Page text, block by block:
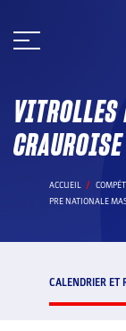
au
ACCUEIL
PRE NATIONALE
CALENDRIER ET